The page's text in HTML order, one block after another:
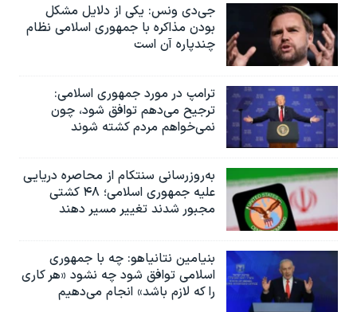
جی‌دی ونس: یکی از دلایل مشکل
بودن مذاکره با جمهوری اسلامی نظام
چندپاره آن است
ترامپ در مورد جمهوری اسلامی:
ترجیح می‌دهم توافق شود، چون
نمی‌خواهم مردم کشته شوند
به‌روزرسانی سنتکام از محاصره دریایی
علیه جمهوری اسلامی؛ ۴۸ کشتی
مجبور شدند تغییر مسیر دهند
بنیامین نتانیاهو: چه با جمهوری
اسلامی توافق شود چه نشود «هر کاری
را که لازم باشد» انجام می‌دهیم